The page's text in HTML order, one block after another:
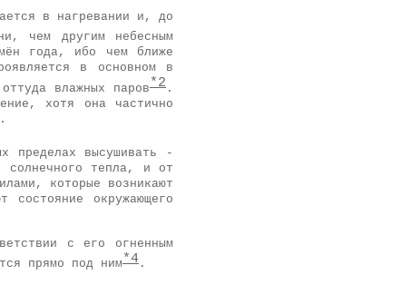
в нагревании и, до
чем другим небесным
года, ибо чем ближе
в основном в
влажных паров *2 .
хотя она частично
пределах высушивать -
тепла, и от
которые возникают
окружающего
с его огненным
прямо под ним*4 .